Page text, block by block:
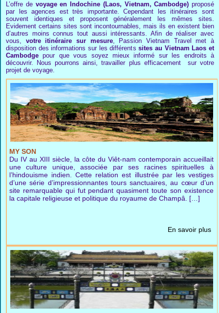
L’offre de voyage en Indochine (Laos, Vietnam, Cambodge) proposé
par les agences est très importante. Cependant les itinéraires sont
souvent identiques et proposent généralement les mêmes sites.
Evidement certains sites sont incontournables, mais ils en existent bien
d’autres moins connus tout aussi intéressants. Afin de réaliser avec
vous, votre itinéraire sur mesure, Passion Vietnam Travel met à
disposition des informations sur les différentssites au Vietnam Laos et
Cambodge pour que vous soyez mieux informé sur les endroits à
découvrir. Nous pourrons ainsi, travailler plus efficacement sur votre
projet de voyage.
MY SON
Du IV au XIII siècle, la côte du Viêt-nam contemporain accueillait
une culture unique, associée par ses racines spirituelles à
l’hindouisme indien. Cette relation est illustrée par les vestiges
d’une série d’impressionnantes tours sanctuaires, au cœur d’un
site remarquable qui fut pendant quasiment toute son existence
la capitale religieuse et politique du royaume de Champâ. […]
En savoir plus